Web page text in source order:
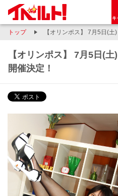
キ
トップ 【オリンポス】 7月5日(
【オリンポス】 7月5日(
開催決定！